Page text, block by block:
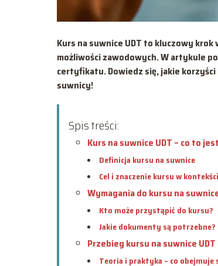
Kurs na suwnice UDT to kluczowy
możliwości zawodowych. W artykule
certyfikatu. Dowiedz się, jakie
suwnicy!
Spis treści:
Kurs na suwnice UDT – co to
Definicja kursu na suwnice
Cel i znaczenie kursu w
Wymagania do kursu na
Kto może przystąpić do kursu?
Jakie dokumenty są potrzebne?
Przebieg kursu na suwnice UDT
Teoria i praktyka – co obejmuje